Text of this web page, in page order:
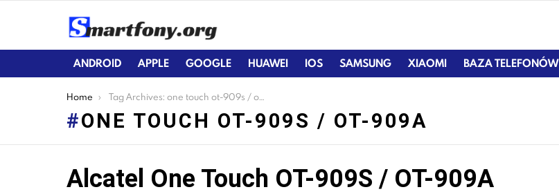
ANDROID APPLE GOOGLE HUAWEI IOS SAMSUNG XIAOMI BAZA TELEFONÓW
You are here:
Home Tag Archives: one touch ot-909s / ot-909a
ONE TOUCH OT-909S / OT-909A
LATEST
STORIES
Alcatel One Touch OT-909S / OT-909A